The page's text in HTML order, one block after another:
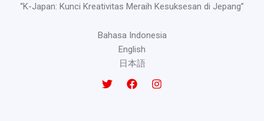
“K-Japan: Kunci Kreativitas Meraih Kesuksesan di Jepang”
Bahasa Indonesia
English
日本語